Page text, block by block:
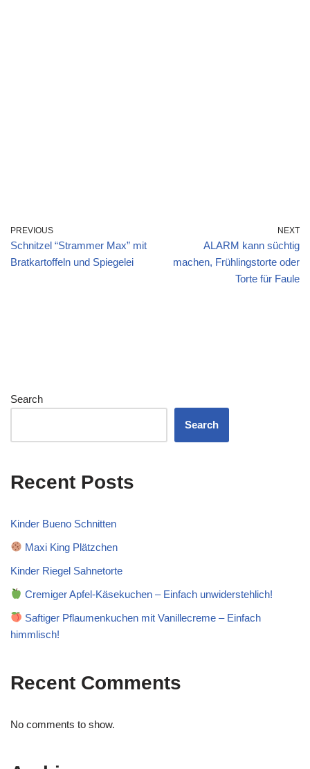
PREVIOUS
Schnitzel “Strammer Max” mit
Bratkartoffeln und Spiegelei
NEXT
ALARM kann süchtig
machen, Frühlingstorte oder
Torte für Faule
Search
Search
Recent Posts
Kinder Bueno Schnitten
Maxi King Plätzchen
Kinder Riegel Sahnetorte
Cremiger Apfel-Käsekuchen – Einfach unwiderstehlich!
Saftiger Pflaumenkuchen mit Vanillecreme – Einfach
himmlisch!
Recent Comments
No comments to show.